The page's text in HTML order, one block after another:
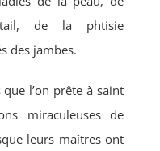
de la phtisie
des jambes.
l’on prête à saint
miraculeuses de
leurs maîtres ont